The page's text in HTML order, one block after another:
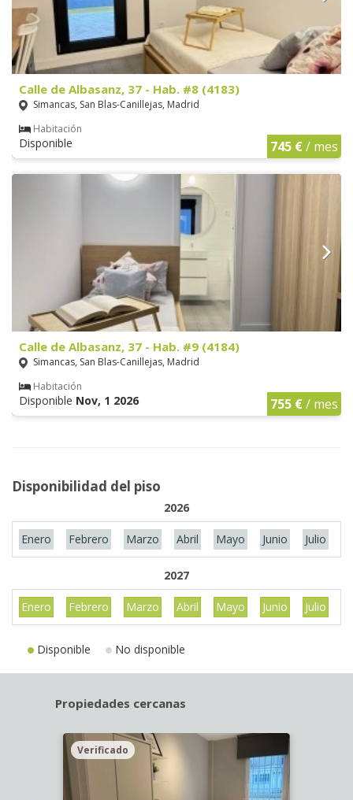
Calle de Albasanz, 37 - Hab. #8 (4183)
Simancas, San Blas-Canillejas, Madrid
Habitación
Disponible 745 €/ mes
Calle de Albasanz, 37 - Hab. #9 (4184)
Simancas, San Blas-Canillejas, Madrid
Habitación
Disponible Nov, 1 2026 755 €/ mes
Disponibilidad del piso
2026
Enero Febrero Marzo Abril Mayo Junio Julio
2027
Enero Febrero Marzo Abril Mayo Junio Julio
Disponible No disponible
Propiedades cercanas
Verificado